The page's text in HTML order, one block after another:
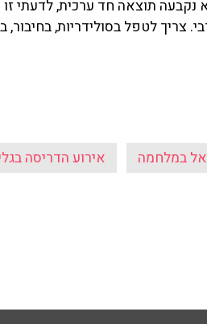
נקבעה תוצאה חד ערכית, לדעתי זו
צריך לטפל בסולידריות,
במלחמה אירוע הדריסה